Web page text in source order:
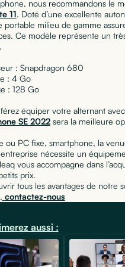
nous recommandons le
11. Doté d’une excellente
portable milieu de gamme
Ce modèle représente un
: Snapdragon 680
: 4 Go
: 128 Go
équiper votre alternant
SE 2022sera la meilleure
ou PC fixe, smartphone, la
nécessite un
vous accompagne dans
prix.
tous les avantages de notre
contactez-nous
aussi :